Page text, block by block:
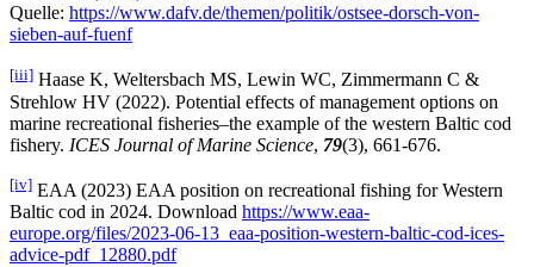
Quelle: https://www.dafv.de/themen/politik/ostsee-dorsch-von-
sieben-auf-fuenf
[iii] Haase K, Weltersbach MS, Lewin WC, Zimmermann C &
Strehlow HV (2022). Potential effects of management options on
marine recreational fisheries–the example of the western Baltic cod
fishery. ICES Journal of Marine Science, 79(3), 661-676.
[iv] EAA (2023) EAA position on recreational fishing for Western
Baltic cod in 2024. Download https://www.eaa-
europe.org/files/2023-06-13_eaa-position-western-baltic-cod-ices-
advice-pdf_12880.pdf